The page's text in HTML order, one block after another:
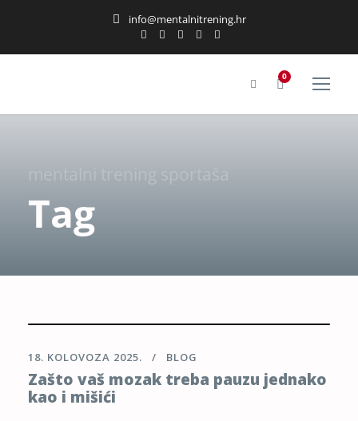
info@mentalnitrening.hr
0
Tag
18. KOLOVOZA 2025. BLOG
Zašto vaš mozak treba pauzu jednako
kao i mišići